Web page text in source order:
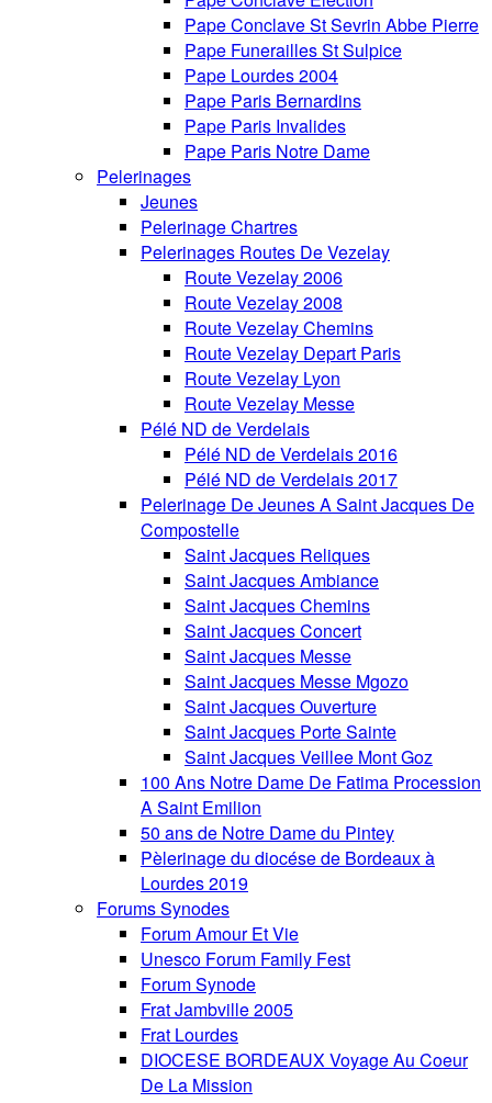
Pape Conclave St Sevrin Abbe Pierre
Pape Funerailles St Sulpice
Pape Lourdes 2004
Pape Paris Bernardins
Pape Paris Invalides
Pape Paris Notre Dame
Pelerinages
Jeunes
Pelerinage Chartres
Pelerinages Routes De Vezelay
Route Vezelay 2006
Route Vezelay 2008
Route Vezelay Chemins
Route Vezelay Depart Paris
Route Vezelay Lyon
Route Vezelay Messe
Pélé ND de Verdelais
Pélé ND de Verdelais 2016
Pélé ND de Verdelais 2017
Pelerinage De Jeunes A Saint Jacques De
Compostelle
Saint Jacques Reliques
Saint Jacques Ambiance
Saint Jacques Chemins
Saint Jacques Concert
Saint Jacques Messe
Saint Jacques Messe Mgozo
Saint Jacques Ouverture
Saint Jacques Porte Sainte
Saint Jacques Veillee Mont Goz
100 Ans Notre Dame De Fatima Procession
A Saint Emilion
50 ans de Notre Dame du Pintey
Pèlerinage du diocése de Bordeaux à
Lourdes 2019
Forums Synodes
Forum Amour Et Vie
Unesco Forum Family Fest
Forum Synode
Frat Jambville 2005
Frat Lourdes
DIOCESE BORDEAUX Voyage Au Coeur
De La Mission